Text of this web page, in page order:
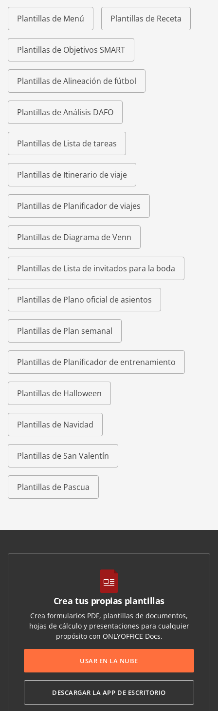
Plantillas de Menú Plantillas de Receta
Plantillas de Objetivos SMART
Plantillas de Alineación de fútbol
Plantillas de Análisis DAFO
Plantillas de Lista de tareas
Plantillas de Itinerario de viaje
Plantillas de Planificador de viajes
Plantillas de Diagrama de Venn
Plantillas de Lista de invitados para la boda
Plantillas de Plano oficial de asientos
Plantillas de Plan semanal
Plantillas de Planificador de entrenamiento
Plantillas de Halloween
Plantillas de Navidad
Plantillas de San Valentín
Plantillas de Pascua
Crea tus propias plantillas
Crea formularios PDF, plantillas de documentos,
hojas de cálculo y presentaciones para cualquier
propósito con ONLYOFFICE Docs.
USAR EN LA NUBE
DESCARGAR LA APP DE ESCRITORIO